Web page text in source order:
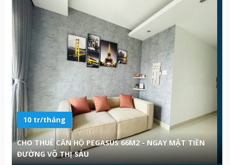
10 tr/tháng
CHO THUÊ CĂN HỘ PEGASUS 66M2 - NGAY MẶT TIỀN
ĐƯỜNG VÕ THỊ SÁU